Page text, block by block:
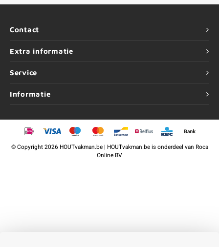
Contact
Extra informatie
Service
Informatie
©Copyright2026 HOUTvakman.be | HOUTvakman.be is onderdeel van Roca
Online BV